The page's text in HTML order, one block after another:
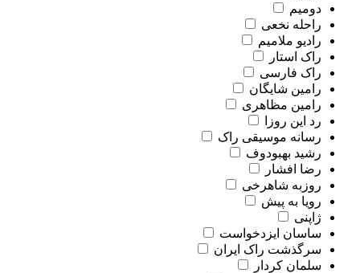
دومیم
راحله نخعی
رادیو ملامیم
راک استار
راک فارسی
رامین شایگان
رامین مظاهری
رد این روزا
رسانه موسیقی راک
رشید بهبودوف
رضا افشار
روزبه شاهرخی
رویا به پیش
ژاپنی
ساسان ایزدخواست
سرگذشت راک ایران
سلمان کردار